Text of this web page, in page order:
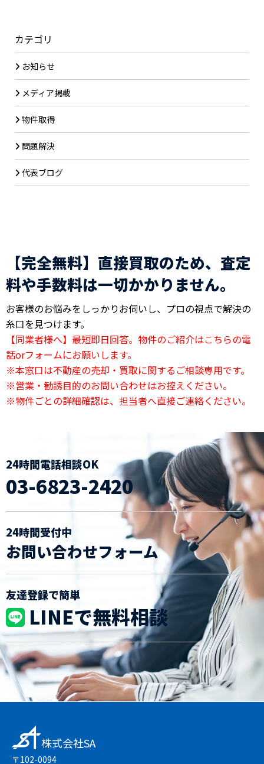
カテゴリ
お知らせ
メディア掲載
物件取得
問題解決
代表ブログ
【完全無料】直接買取のため、査定
料や手数料は一切かかりません。
お客様のお悩みをしっかりお伺いし、プロの視点で解決の
糸口を見つけます。
【同業者様へ】最短即日回答。物件のご紹介はこちらの電
話orフォームにお願いします。
※本窓口は不動産の売却・買取に関するご相談専用です。
※営業・勧誘目的のお問い合わせはお控えください。
※物件ごとの詳細確認は、担当者へ直接ご連絡ください。
24時間電話相談OK
03-6823-2420
24時間受付中
お問い合わせフォーム
友達登録で簡単
LINEで無料相談
株式会社SA
〒102-0094